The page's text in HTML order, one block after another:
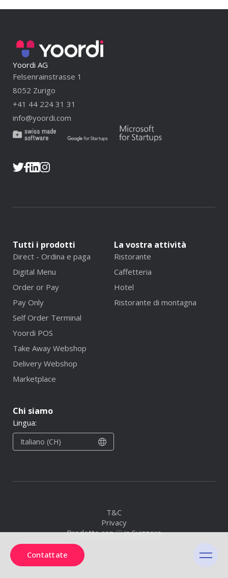
Contattate
Yoordi AG
Felsenrainstrasse 1
8052 Zurigo
+41 44 224 31 31
info@yoordi.com
Tutti i prodotti
Direct - Ordina e paga
Digital Menu
Order or Pay
Pay Only
Self Order Terminal
Yoordi POS
Take Away Webshop
Delivery Webshop
Marketplace
La vostra attività
Ristorante
Caffetteria
Hotel
Ristorante di montagna
Chi siamo
Lingua:
Italiano (CH)
T&C
Privacy
Prodotto con ♡ in Svizzera